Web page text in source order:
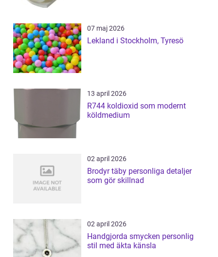
07 maj 2026
Lekland i Stockholm, Tyresö
13 april 2026
R744 koldioxid som modernt
köldmedium
02 april 2026
Brodyr täby personliga detaljer
som gör skillnad
02 april 2026
Handgjorda smycken personlig
stil med äkta känsla